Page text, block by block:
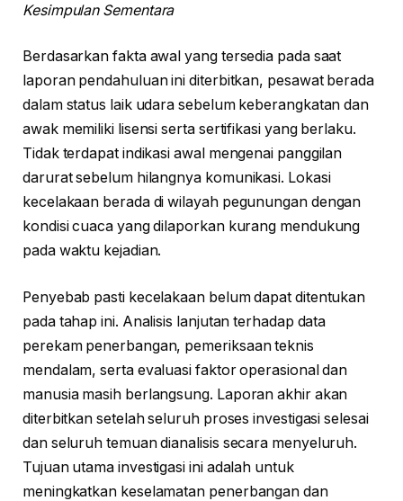
Kesimpulan Sementara
Berdasarkan fakta awal yang tersedia pada saat
laporan pendahuluan ini diterbitkan, pesawat berada
dalam status laik udara sebelum keberangkatan dan
awak memiliki lisensi serta sertifikasi yang berlaku.
Tidak terdapat indikasi awal mengenai panggilan
darurat sebelum hilangnya komunikasi. Lokasi
kecelakaan berada di wilayah pegunungan dengan
kondisi cuaca yang dilaporkan kurang mendukung
pada waktu kejadian.
Penyebab pasti kecelakaan belum dapat ditentukan
pada tahap ini. Analisis lanjutan terhadap data
perekam penerbangan, pemeriksaan teknis
mendalam, serta evaluasi faktor operasional dan
manusia masih berlangsung. Laporan akhir akan
diterbitkan setelah seluruh proses investigasi selesai
dan seluruh temuan dianalisis secara menyeluruh.
Tujuan utama investigasi ini adalah untuk
meningkatkan keselamatan penerbangan dan